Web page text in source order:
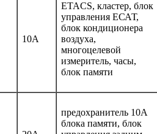
10A
ETACS, кластер, блок
управления ЕСАТ,
блок кондиционера
воздуха,
многоцелевой
измеритель, часы,
блок памяти
предохранитель 10А
блока памяти, блок